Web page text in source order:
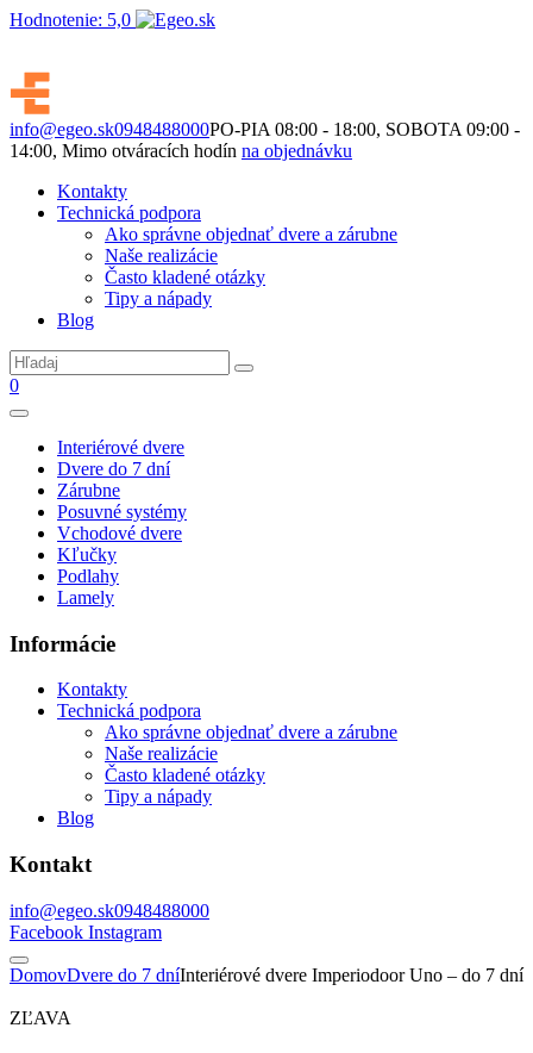
Hodnotenie: 5,0
info@egeo.sk0948488000PO-PIA 08:00 - 18:00, SOBOTA 09:00 -
14:00, Mimo otváracích hodín na objednávku
Kontakty
Technická podpora
Ako správne objednať dvere a zárubne
Naše realizácie
Často kladené otázky
Tipy a nápady
Blog
0
Interiérové dvere
Dvere do 7 dní
Zárubne
Posuvné systémy
Vchodové dvere
Kľučky
Podlahy
Lamely
Informácie
Kontakty
Technická podpora
Ako správne objednať dvere a zárubne
Naše realizácie
Často kladené otázky
Tipy a nápady
Blog
Kontakt
info@egeo.sk0948488000
Facebook Instagram
DomovDvere do 7 dníInteriérové dvere Imperiodoor Uno – do 7 dní
ZĽAVA